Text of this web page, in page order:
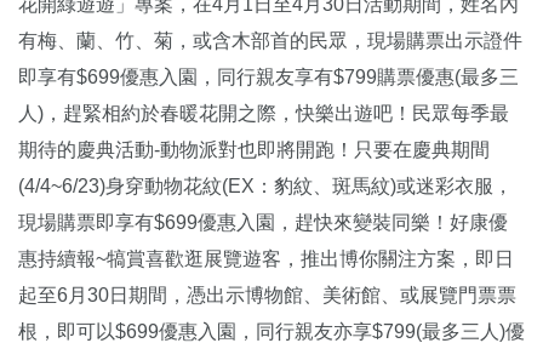
有梅、蘭、竹、菊，或含木部首的民眾，現場購票出示證件
即享有$699優惠入園，同行親友享有$799購票優惠(最多三
人)，趕緊相約於春暖花開之際，快樂出遊吧！民眾每季最
期待的慶典活動-動物派對也即將開跑！只要在慶典期間
(4/4~6/23)身穿動物花紋(EX：豹紋、斑馬紋)或迷彩衣服，
現場購票即享有$699優惠入園，趕快來變裝同樂！好康優
惠持續報~犒賞喜歡逛展覽遊客，推出博你關注方案，即日
起至6月30日期間，憑出示博物館、美術館、或展覽門票票
根，即可以$699優惠入園，同行親友亦享$799(最多三人)優